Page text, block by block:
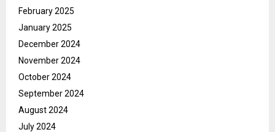
February 2025
January 2025
December 2024
November 2024
October 2024
September 2024
August 2024
July 2024